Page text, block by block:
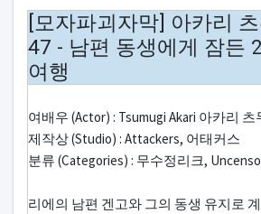
[모자파괴자막] 아카리
47 - 남편 동생에게 잠든
여행
여배우 (Actor) : Tsumugi Akari 아카리 츠
제작상 (Studio) : Attackers, 어태커스
분류 (Categories) : 무수정리크,
리에의 남편 겐고와 그의 동생 유지로